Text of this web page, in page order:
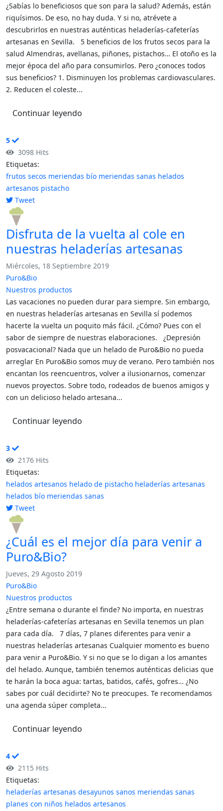
¿Sabías lo beneficiosos que son para la salud? Además, están
riquísimos. De eso, no hay duda. Y si no, atrévete a
descubrirlos en nuestras auténticas heladerías-cafeterías
artesanas en Sevilla. 5 beneficios de los frutos secos para la
salud Almendras, avellanas, piñones, pistachos… El otoño es la
mejor época del año para consumirlos. Pero ¿conoces todos
sus beneficios? 1. Disminuyen los problemas cardiovasculares.
2. Reducen el coleste...
Continuar leyendo
5
3098 Hits
Etiquetas:
frutos secos meriendas bío meriendas sanas helados
artesanos pistacho
Tweet
pinterest
Disfruta de la vuelta al cole en
nuestras heladerías artesanas
Miércoles, 18 Septiembre 2019
Puro&Bio
Nuestros productos
Las vacaciones no pueden durar para siempre. Sin embargo,
en nuestras heladerías artesanas en Sevilla sí podemos
hacerte la vuelta un poquito más fácil. ¿Cómo? Pues con el
sabor de siempre de nuestras elaboraciones. ¿Depresión
posvacacional? Nada que un helado de Puro&Bio no pueda
arreglar En Puro&Bio somos muy de verano. Pero también nos
encantan los reencuentros, volver a ilusionarnos, comenzar
nuevos proyectos. Sobre todo, rodeados de buenos amigos y
con un delicioso helado artesana...
Continuar leyendo
3
2176 Hits
Etiquetas:
helados artesanos helado de pistacho heladerías artesanas
helados bío meriendas sanas
Tweet
pinterest
¿Cuál es el mejor día para venir a
Puro&Bio?
Jueves, 29 Agosto 2019
Puro&Bio
Nuestros productos
¿Entre semana o durante el finde? No importa, en nuestras
heladerías-cafeterías artesanas en Sevilla tenemos un plan
para cada día. 7 días, 7 planes diferentes para venir a
nuestras heladerías artesanas Cualquier momento es bueno
para venir a Puro&Bio. Y si no que se lo digan a los amantes
del helado. Aunque, también tenemos auténticas delicias que
te harán la boca agua: tartas, batidos, cafés, gofres… ¿No
sabes por cuál decidirte? No te preocupes. Te recomendamos
una agenda súper completa...
Continuar leyendo
4
2115 Hits
Etiquetas:
heladerías artesanas desayunos sanos meriendas sanas
planes con niños helados artesanos